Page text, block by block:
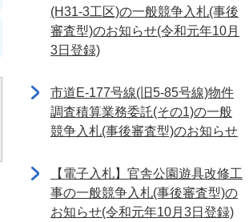
(H31-3工区)の一般競争入札(事後
審査型)のお知らせ(令和元年10月
3日登録)
市道E-177号線(旧5-85号線)物件
調査積算業務委託(その1)の一般
競争入札(事後審査型)のお知らせ
【電子入札】官舎公園遊具改修工
事の一般競争入札(事後審査型)の
お知らせ(令和元年10月3日登録)